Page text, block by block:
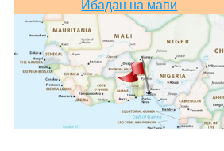
Ибадан на мапи